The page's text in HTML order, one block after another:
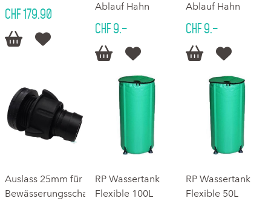
CHF 179.90
 
Ablauf Hahn
CHF 9.–
 
Ablauf Hahn
CHF 9.–
 
Auslass 25mm für
Bewässerungsschalen
RP Wassertank
Flexible 100L
RP Wassertank
Flexible 50L